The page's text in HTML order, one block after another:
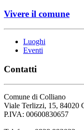
Vivere il comune
Luoghi
Eventi
Contatti
Comune di Colliano
Viale Terlizzi, 15, 84020
P.IVA: 00600830657